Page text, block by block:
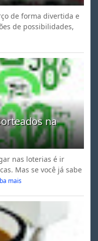
de forma divertida e
de possibilidades,
na
nas loterias é ir
Mas se você já sabe
mais